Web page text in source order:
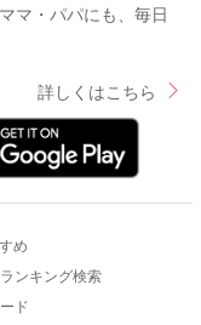
マ・パパにも、毎日
詳しくはこちら
め
ンキング検索
ド